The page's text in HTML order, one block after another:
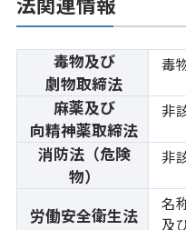
毒物及び
劇物取締法
毒
麻薬及び
向精神薬取締法
非
消防法（危険
物）
非
労働安全衛生法
名
及